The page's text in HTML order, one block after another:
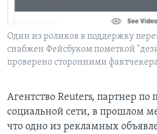
Один из роликов в поддержку
снабжен Фейсбуком пометкой
проверено сторонними
Агентство Reuters, партнер по
социальной сети, в прошлом
что одно из рекламных